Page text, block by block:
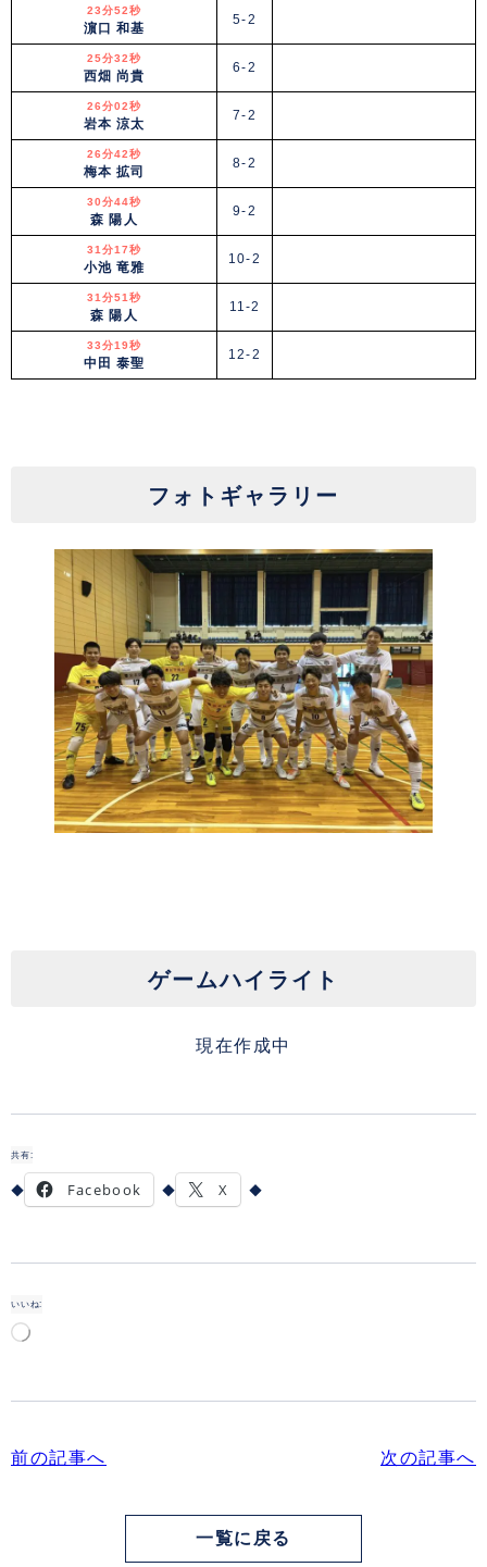
23分52秒
濵口 和基
5-2
25分32秒
西畑 尚貴
6-2
26分02秒
岩本 涼太
7-2
26分42秒
梅本 拡司
8-2
30分44秒
森 陽人
9-2
31分17秒
小池 竜雅
10-2
31分51秒
森 陽人
11-2
33分19秒
中田 泰聖
12-2
フォトギャラリー
ゲームハイライト
現在作成中
共有:
Facebook X
いいね:
中…
前の記事へ 次の記事へ
一覧に戻る